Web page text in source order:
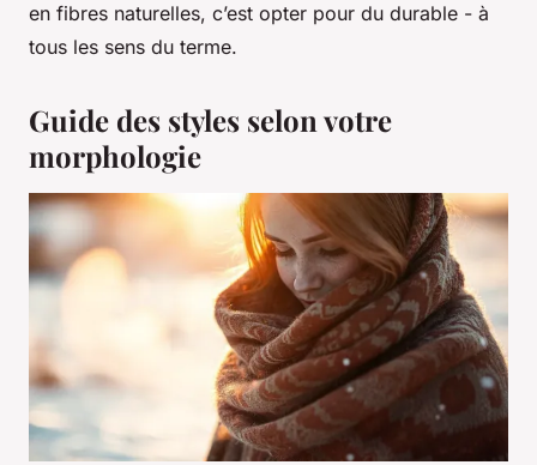
en fibres naturelles, c’est opter pour du durable - à
tous les sens du terme.
Guide des styles selon votre
morphologie